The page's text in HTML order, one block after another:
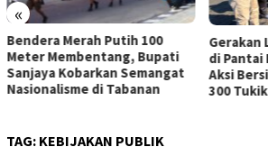
«
Bendera Merah Putih 100
Meter Membentang, Bupati
Sanjaya Kobarkan Semangat
Nasionalisme di Tabanan
Gerakan
di Pantai
Aksi
300 Tukik
TAG: KEBIJAKAN PUBLIK